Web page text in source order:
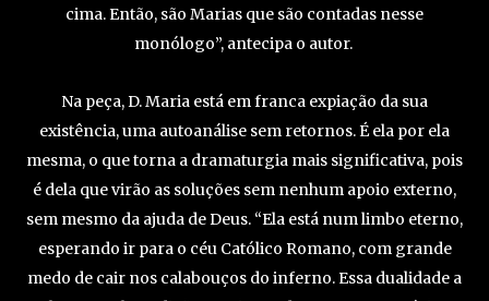
cima. Então, são Marias que são contadas nesse
monólogo”, antecipa o autor.
Na peça, D. Maria está em franca expiação da sua
existência, uma autoanálise sem retornos. É ela por ela
mesma, o que torna a dramaturgia mais significativa, pois
é dela que virão as soluções sem nenhum apoio externo,
sem mesmo da ajuda de Deus. “Ela está num limbo eterno,
esperando ir para o céu Católico Romano, com grande
medo de cair nos calabouços do inferno. Essa dualidade a